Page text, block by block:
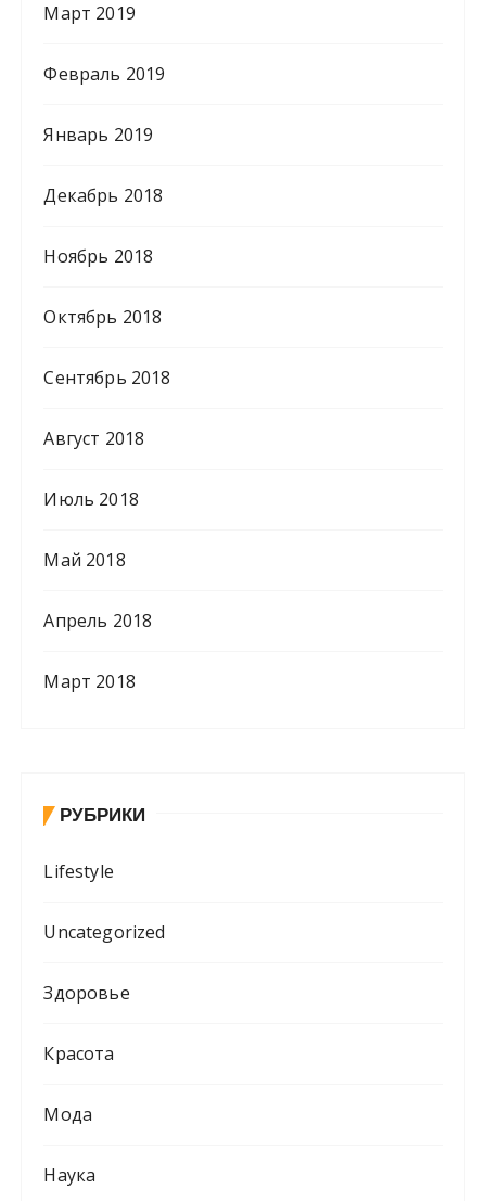
Март 2019
Февраль 2019
Январь 2019
Декабрь 2018
Ноябрь 2018
Октябрь 2018
Сентябрь 2018
Август 2018
Июль 2018
Май 2018
Апрель 2018
Март 2018
РУБРИКИ
Lifestyle
Uncategorized
Здоровье
Красота
Мода
Наука